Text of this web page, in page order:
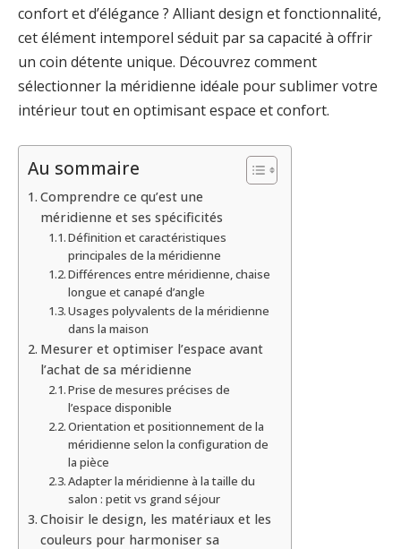
confort et d’élégance ? Alliant design et fonctionnalité,
cet élément intemporel séduit par sa capacité à offrir
un coin détente unique. Découvrez comment
sélectionner la méridienne idéale pour sublimer votre
intérieur tout en optimisant espace et confort.
Au sommaire
Comprendre ce qu’est une
méridienne et ses spécificités
Définition et caractéristiques
principales de la méridienne
Différences entre méridienne, chaise
longue et canapé d’angle
Usages polyvalents de la méridienne
dans la maison
Mesurer et optimiser l’espace avant
l’achat de sa méridienne
Prise de mesures précises de
l’espace disponible
Orientation et positionnement de la
méridienne selon la configuration de
la pièce
Adapter la méridienne à la taille du
salon : petit vs grand séjour
Choisir le design, les matériaux et les
couleurs pour harmoniser sa